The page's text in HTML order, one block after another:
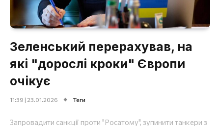
Зеленський перерахував, на
які "дорослі кроки" Європи
очікує
11:39 | 23.01.2026 Теги
Запровадити санкції проти "Росатому", зупинити танкери з